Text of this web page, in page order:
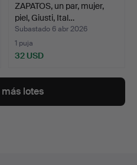
ZAPATOS, un par, mujer,
piel, Giusti, Ital…
Subastado 6 abr 2026
1 puja
32 USD
lotes